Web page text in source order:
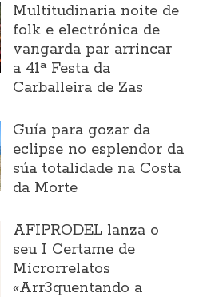
Multitudinaria noite de
folk e electrónica de
vangarda par arrincar
a 41ª Festa da
Carballeira de Zas
Guía para gozar da
eclipse no esplendor da
súa totalidade na Costa
da Morte
AFIPRODEL lanza o
seu I Certame de
Microrrelatos
«Arr3quentando a